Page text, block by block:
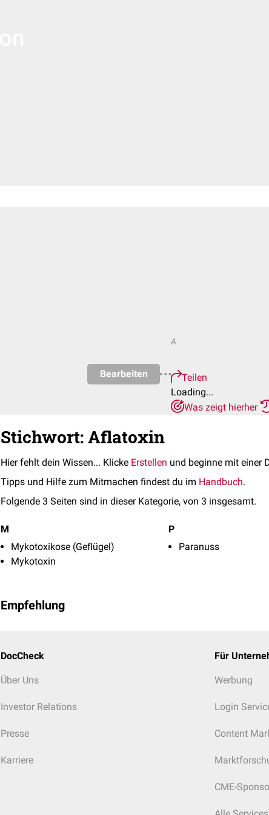
Bearbeiten
A
Teilen
Loading...
Was zeigt hierher
Stichwort: Aflatoxin
Hier fehlt dein Wissen... Klicke Erstellen und beginne mit einer
Tipps und Hilfe zum Mitmachen findest du im Handbuch.
Folgende 3 Seiten sind in dieser Kategorie, von 3 insgesamt.
M
Mykotoxikose (Geflügel)
Mykotoxin
P
Paranuss
Empfehlung
DocCheck
Über Uns
Investor Relations
Presse
Karriere
Für
Werbung
Login
Content
CME-